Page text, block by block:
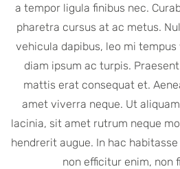
a tempor ligula finibus nec.
pharetra cursus at ac metus.
vehicula dapibus, leo mi
diam ipsum ac turpis.
mattis erat consequat et.
amet viverra neque. Ut
lacinia, sit amet rutrum neque
hendrerit augue. In hac
non efficitur enim, non